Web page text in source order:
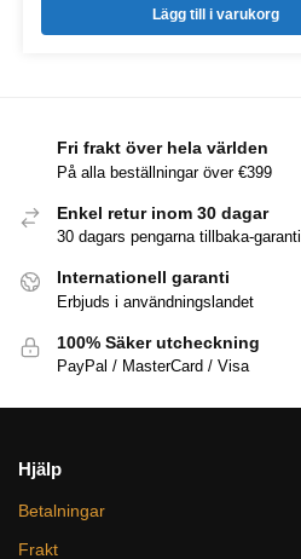
Lägg till i varukorg
Fri frakt över hela världen
På alla beställningar över €399
Enkel retur inom 30 dagar
30 dagars pengarna tillbaka-garanti
Internationell garanti
Erbjuds i användningslandet
100% Säker utcheckning
PayPal / MasterCard / Visa
Hjälp
Betalningar
Frakt